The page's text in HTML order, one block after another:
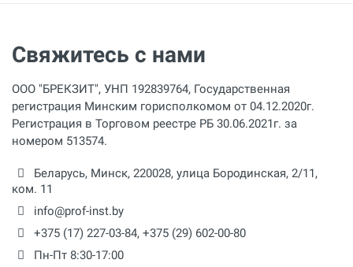
Свяжитесь с нами
ООО "БРЕКЗИТ", УНП 192839764, Государственная
регистрация Минским горисполкомом от 04.12.2020г.
Регистрация в Торговом реестре РБ 30.06.2021г. за
номером 513574.
Беларусь, Минск, 220028, улица Бородинская, 2/11,
ком. 11
info@prof-inst.by
+375 (17) 227-03-84, +375 (29) 602-00-80
Пн-Пт 8:30-17:00